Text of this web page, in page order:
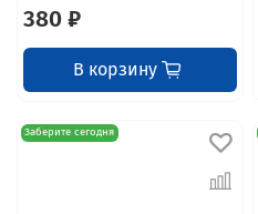
380 ₽
В корзину
Заберите сегодня